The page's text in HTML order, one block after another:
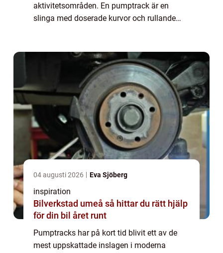
aktivitetsområden. En pumptrack är en
slinga med doserade kurvor och rullande
04 augusti 2026 Eva Sjöberg
inspiration
Bilverkstad umeå så hittar du rätt hjälp
för din bil året runt
Pumptracks har på kort tid blivit ett av de
mest uppskattade inslagen i moderna